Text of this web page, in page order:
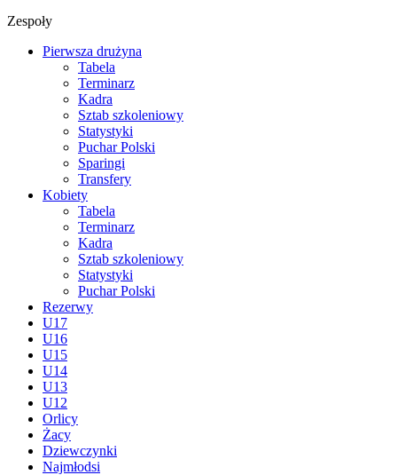
Zespoły
Pierwsza drużyna
Tabela
Terminarz
Kadra
Sztab szkoleniowy
Statystyki
Puchar Polski
Sparingi
Transfery
Kobiety
Tabela
Terminarz
Kadra
Sztab szkoleniowy
Statystyki
Puchar Polski
Rezerwy
U17
U16
U15
U14
U13
U12
Orlicy
Żacy
Dziewczynki
Najmłodsi